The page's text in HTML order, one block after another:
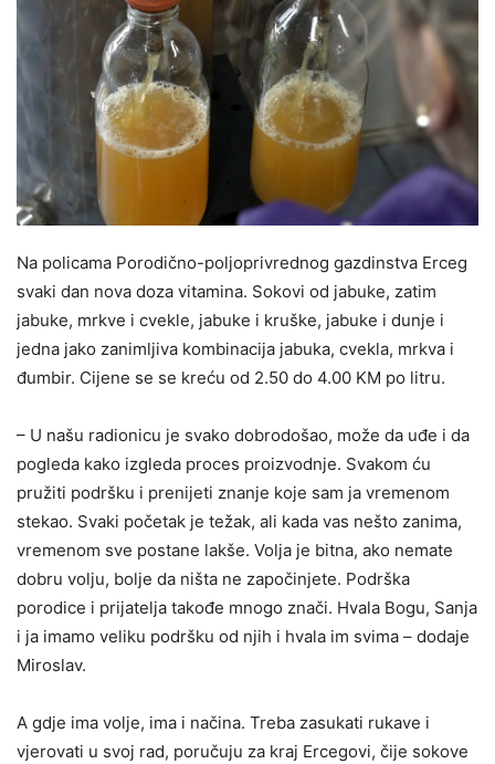
Na policama Porodično-poljoprivrednog gazdinstva Erceg
svaki dan nova doza vitamina. Sokovi od jabuke, zatim
jabuke, mrkve i cvekle, jabuke i kruške, jabuke i dunje i
jedna jako zanimljiva kombinacija jabuka, cvekla, mrkva i
đumbir. Cijene se se kreću od 2.50 do 4.00 KM po litru.
– U našu radionicu je svako dobrodošao, može da uđe i da
pogleda kako izgleda proces proizvodnje. Svakom ću
pružiti podršku i prenijeti znanje koje sam ja vremenom
stekao. Svaki početak je težak, ali kada vas nešto zanima,
vremenom sve postane lakše. Volja je bitna, ako nemate
dobru volju, bolje da ništa ne započinjete. Podrška
porodice i prijatelja takođe mnogo znači. Hvala Bogu, Sanja
i ja imamo veliku podršku od njih i hvala im svima – dodaje
Miroslav.
A gdje ima volje, ima i načina. Treba zasukati rukave i
vjerovati u svoj rad, poručuju za kraj Ercegovi, čije sokove